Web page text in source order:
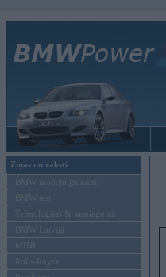
Ziņas un raksti
BMW modeļu jaunumi
BMW testi
Tehnoloģijas & sasniegumi
BMW Latvijā
MINI
Rolls-Royce